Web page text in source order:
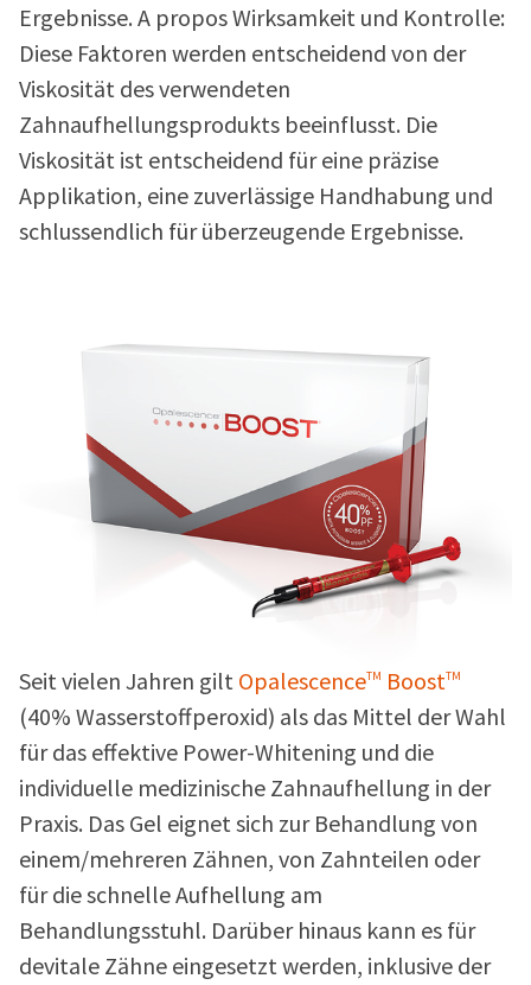
Ergebnisse. A propos Wirksamkeit und Kontrolle:
Diese Faktoren werden entscheidend von der
Viskosität des verwendeten
Zahnaufhellungsprodukts beeinflusst. Die
Viskosität ist entscheidend für eine präzise
Applikation, eine zuverlässige Handhabung und
schlussendlich für überzeugende Ergebnisse.
Seit vielen Jahren giltOpalescenceTM BoostTM
(40% Wasserstoffperoxid) als das Mittel der Wahl
für das effektive Power-Whitening und die
individuelle medizinische Zahnaufhellung in der
Praxis. Das Gel eignet sich zur Behandlung von
einem/mehreren Zähnen, von Zahnteilen oder
für die schnelle Aufhellung am
Behandlungsstuhl. Darüber hinaus kann es für
devitale Zähne eingesetzt werden, inklusive der